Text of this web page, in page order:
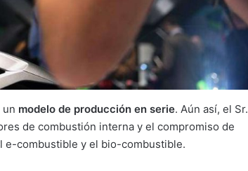
un modelo de producción en serie. Aún así, el Sr.
de combustión interna y el compromiso de
e-combustible y el bio-combustible.